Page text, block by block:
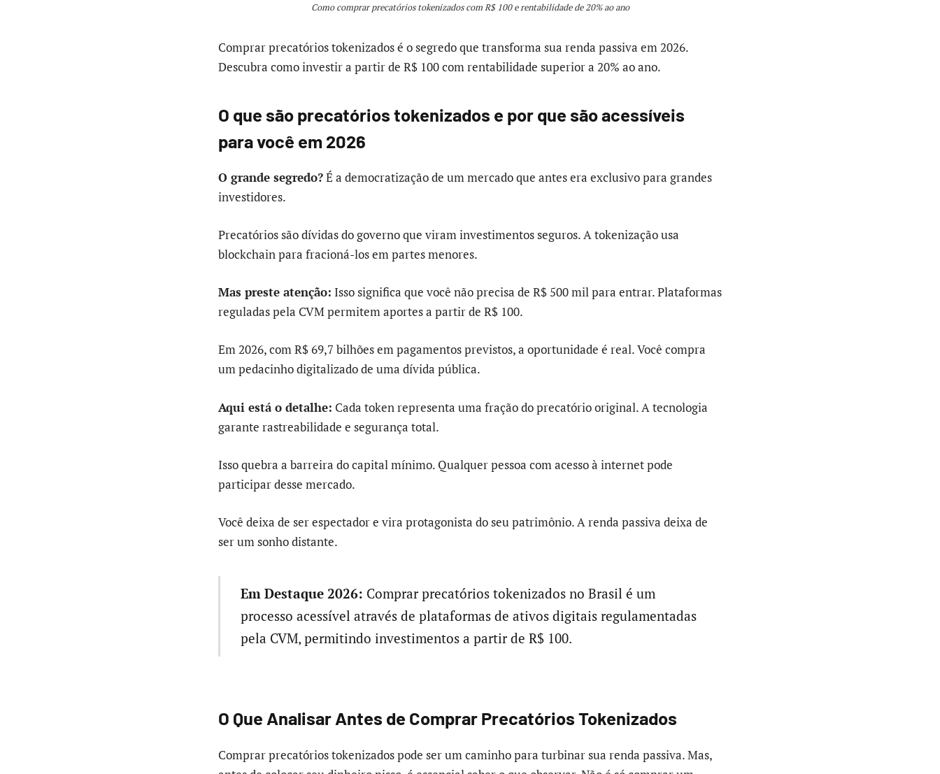
Como comprar precatórios tokenizados com R$ 100 e rentabilidade de 20% ao ano
Comprar precatórios tokenizados é o segredo que transforma sua renda passiva em 2026.
Descubra como investir a partir de R$ 100 com rentabilidade superior a 20% ao ano.
O que são precatórios tokenizados e por que são acessíveis
para você em 2026
O grande segredo?É a democratização de um mercado que antes era exclusivo para grandes
investidores.
Precatórios são dívidas do governo que viram investimentos seguros. A tokenização usa
blockchain para fracioná-los em partes menores.
Mas preste atenção: Isso significa que você não precisa de R$ 500 mil para entrar. Plataformas
reguladas pela CVM permitem aportes a partir de R$ 100.
Em 2026, com R$ 69,7 bilhões em pagamentos previstos, a oportunidade é real. Você compra
um pedacinho digitalizado de uma dívida pública.
Aqui está o detalhe: Cada token representa uma fração do precatório original. A tecnologia
garante rastreabilidade e segurança total.
Isso quebra a barreira do capital mínimo. Qualquer pessoa com acesso à internet pode
participar desse mercado.
Você deixa de ser espectador e vira protagonista do seu patrimônio. A renda passiva deixa de
ser um sonho distante.
Em Destaque 2026: Comprar precatórios tokenizados no Brasil é um
processo acessível através de plataformas de ativos digitais regulamentadas
pela CVM, permitindo investimentos a partir de R$ 100.
O Que Analisar Antes de Comprar Precatórios Tokenizados
Comprar precatórios tokenizados pode ser um caminho para turbinar sua renda passiva. Mas,